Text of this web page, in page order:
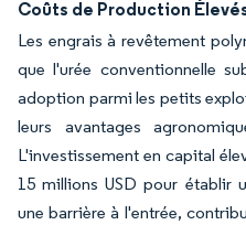
Coûts de Production
Les engrais à revêtement
que l'urée conventionnelle
adoption parmi les petits
leurs avantages
L'investissement en capital
15 millions USD pour établir
une barrière à l'entrée,